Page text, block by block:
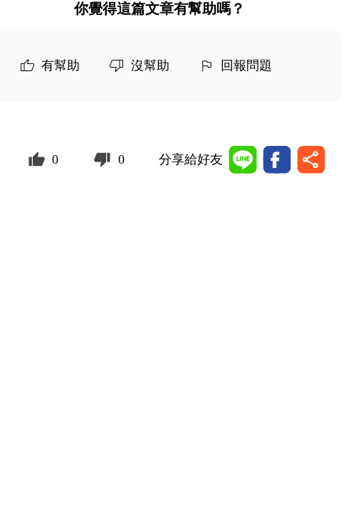
你覺得這篇文章有幫助嗎？
有幫助 沒幫助 回報問題
0 0 分享給好友